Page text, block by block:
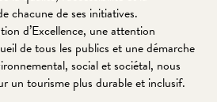
chacune de ses initiatives.
d’Excellence, une attention
de tous les publics et une démarche
social et sociétal, nous
un tourisme plus durable et inclusif.